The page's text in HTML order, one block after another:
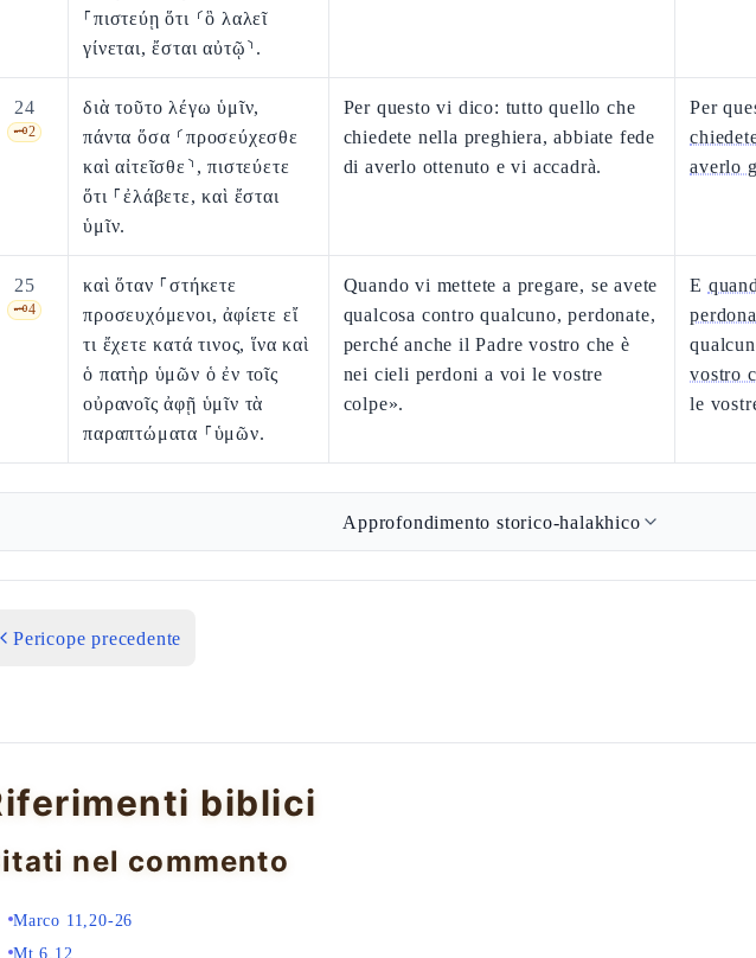
⸀πιστεύῃ ὅτι ⸂ὃ λαλεῖ
γίνεται, ἔσται αὐτῷ⸃.
24
🗝️2
διὰ τοῦτο λέγω ὑμῖν,
πάντα ὅσα ⸂προσεύχεσθε
καὶ αἰτεῖσθε⸃, πιστεύετε
ὅτι ⸀ἐλάβετε, καὶ ἔσται
ὑμῖν.
Per questo vi dico: tutto quello che
chiedete nella preghiera, abbiate fede
di averlo ottenuto e vi accadrà.
Per
averlo
25
🗝️4
καὶ ὅταν ⸀στήκετε
προσευχόμενοι, ἀφίετε εἴ
τι ἔχετε κατά τινος, ἵνα καὶ
ὁ πατὴρ ὑμῶν ὁ ἐν τοῖς
οὐρανοῖς ἀφῇ ὑμῖν τὰ
παραπτώματα ⸀ὑμῶν.
Quando vi mettete a pregare, se avete
qualcosa contro qualcuno, perdonate,
perché anche il Padre vostro che è
nei cieli perdoni a voi le vostre
colpe».
E
vostro
le
Approfondimento storico-halakhico
Pericope precedente
biblici
nel commento
Marco 11,20-26
Mt 6,12